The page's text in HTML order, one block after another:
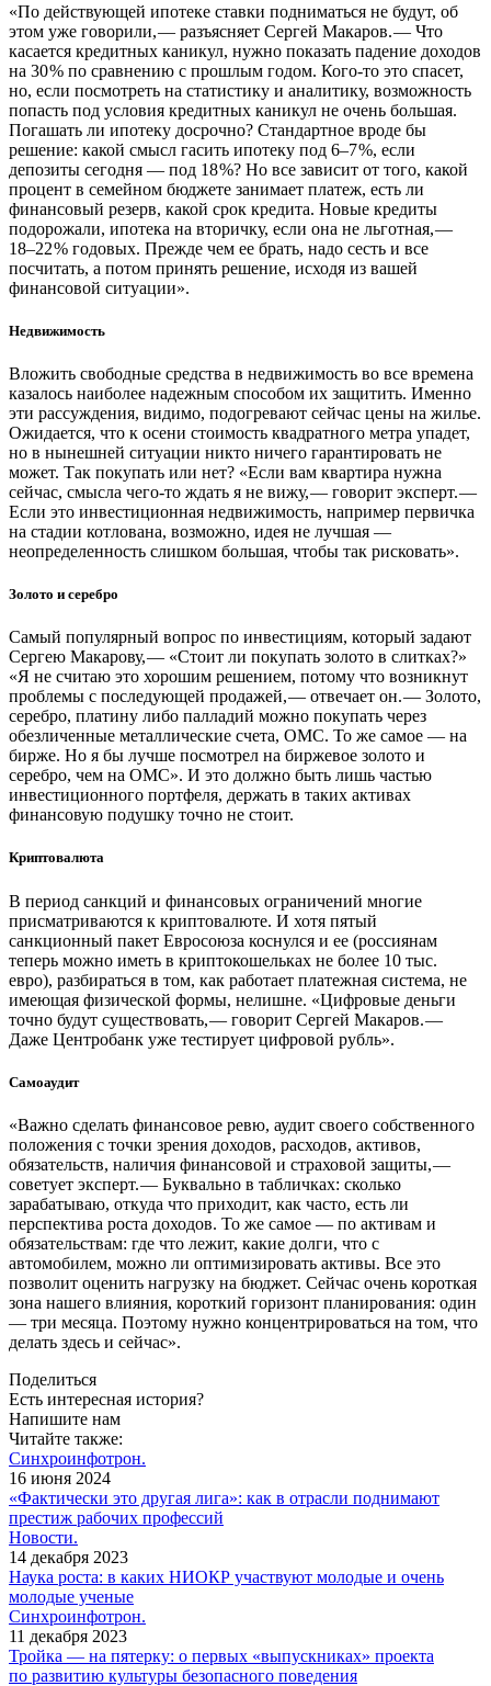
«По действующей ипотеке ставки подниматься не будут, об
этом уже говорили, — ​разъясняет Сергей Макаров. — ​Что
касается кредитных каникул, нужно показать падение доходов
на 30 % по сравнению с прошлым годом. К­ого-то это спасет,
но, если посмотреть на статистику и аналитику, возможность
попасть под условия кредитных каникул не очень большая.
Погашать ли ипотеку досрочно? Стандартное вроде бы
решение: какой смысл гасить ипотеку под 6–7 %, если
депозиты сегодня — ​под 18 %? Но все зависит от того, какой
процент в семейном бюджете занимает платеж, есть ли
финансовый резерв, какой срок кредита. Новые кредиты
подорожали, ипотека на вторичку, если она не льготная, —
18–22 % годовых. Прежде чем ее брать, надо сесть и все
посчитать, а потом принять решение, исходя из вашей
финансовой ситуации».
Недвижимость
Вложить свободные средства в недвижимость во все времена
казалось наиболее надежным способом их защитить. Именно
эти рассуждения, видимо, подогревают сейчас цены на жилье.
Ожидается, что к осени стоимость квадратного метра упадет,
но в нынешней ситуации никто ничего гарантировать не
может. Так покупать или нет? «Если вам квартира нужна
сейчас, смысла чего-то ждать я не вижу, — ​говорит эксперт. —
Если это инвестиционная недвижимость, например первичка
на стадии котлована, возможно, идея не лучшая — ​
неопределенность слишком большая, чтобы так рисковать».
Золото и серебро
Самый популярный вопрос по инвестициям, который задают
Сергею Макарову, — «Стоит ли покупать золото в слитках?»
«Я не считаю это хорошим решением, потому что возникнут
проблемы с последующей продажей, — ​отвечает он. — ​Золото,
серебро, платину либо палладий можно покупать через
обезличенные металлические счета, ОМС. То же самое — ​на
бирже. Но я бы лучше посмотрел на биржевое золото и
серебро, чем на ОМС». И это должно быть лишь частью
инвестиционного портфеля, держать в таких активах
финансовую подушку точно не стоит.
Криптовалюта
В период санкций и финансовых ограничений многие
присматриваются к криптовалюте. И хотя пятый
санкционный пакет Евросоюза коснулся и ее (россиянам
теперь можно иметь в криптокошельках не более 10 тыс.
евро), разбираться в том, как работает платежная система, не
имеющая физической формы, нелишне. «Цифровые деньги
точно будут существовать, — ​говорит Сергей Макаров. — ​
Даже Центробанк уже тестирует цифровой рубль».
Самоаудит
«Важно сделать финансовое ревю, аудит своего собственного
положения с точки зрения доходов, расходов, активов,
обязательств, наличия финансовой и страховой защиты, — ​
советует эксперт. — ​Буквально в табличках: сколько
зарабатываю, откуда что приходит, как часто, есть ли
перспектива роста доходов. То же самое — ​по активам и
обязательствам: где что лежит, какие долги, что с
автомобилем, можно ли оптимизировать активы. Все это
позволит оценить нагрузку на бюджет. Сейчас очень короткая
зона нашего влияния, короткий горизонт планирования: ​один
— ​три месяца. Поэтому нужно концентрироваться на том, что
делать здесь и сейчас».
Поделиться
Есть интересная история?
Напишите нам
Читайте также:
Синхроинфотрон.
16 июня 2024
«Фактически это другая лига»: как в отрасли поднимают
престиж рабочих профессий
Новости.
14 декабря 2023
Наука роста: в каких НИОКР участвуют молодые и очень
молодые ученые
Синхроинфотрон.
11 декабря 2023
Тройка — ​на пятерку: о первых «выпускниках» проекта
по развитию культуры безопасного поведения